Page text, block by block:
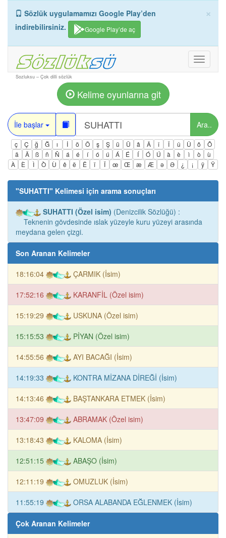
×
Sözlük uygulamamızı Google Play’den
indirebilirsiniz.
Google Play’de aç
Toggle
Sozluksu – Çok dilli sözlük
Kelime oyunlarına git
İle başlar Ara..
ç Ç ğ Ğ ı İ ö Ö ş Ş ü Ü â Â î Î û Û ô
Ô
ä
Ä ß ñ Ñ á é í ó ú Á É Í Ó Ú à è ì ò
ù
À
È Ì Ò Ù ê ë Ë ï Ï œ Œ æ Æ ə Ə ¿ ¡ ÿ Ÿ
"SUHATTI" Kelimesi için arama sonuçları
SUHATTI (Özel isim) (Denizcilik Sözlüğü) :
Teknenin gövdesinde ıslak yüzeyle kuru yüzeyi arasında
meydana gelen çizgi.
Son Aranan Kelimeler
18:16:04 ÇARMIK (İsim)
17:52:16 KARANFİL (Özel isim)
15:19:29 USKUNA (Özel isim)
15:15:53 PİYAN (Özel isim)
14:55:56 AYI BACAĞI (İsim)
14:19:33 KONTRA MİZANA DİREĞİ (İsim)
14:13:46 BAŞTANKARA ETMEK (İsim)
13:47:09 ABRAMAK (Özel isim)
13:18:43 KALOMA (İsim)
12:51:15 ABAŞO (İsim)
12:11:19 OMUZLUK (İsim)
11:55:19 ORSA ALABANDA EĞLENMEK (İsim)
Çok Aranan Kelimeler